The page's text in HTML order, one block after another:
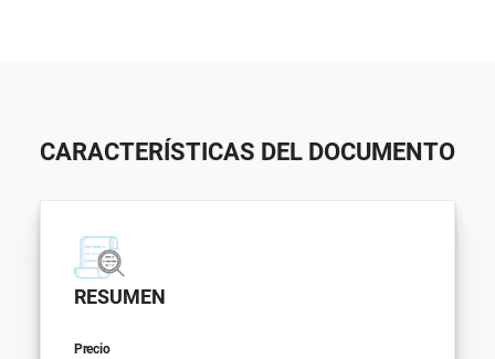
CARACTERÍSTICAS DEL DOCUMENTO
RESUMEN
Precio